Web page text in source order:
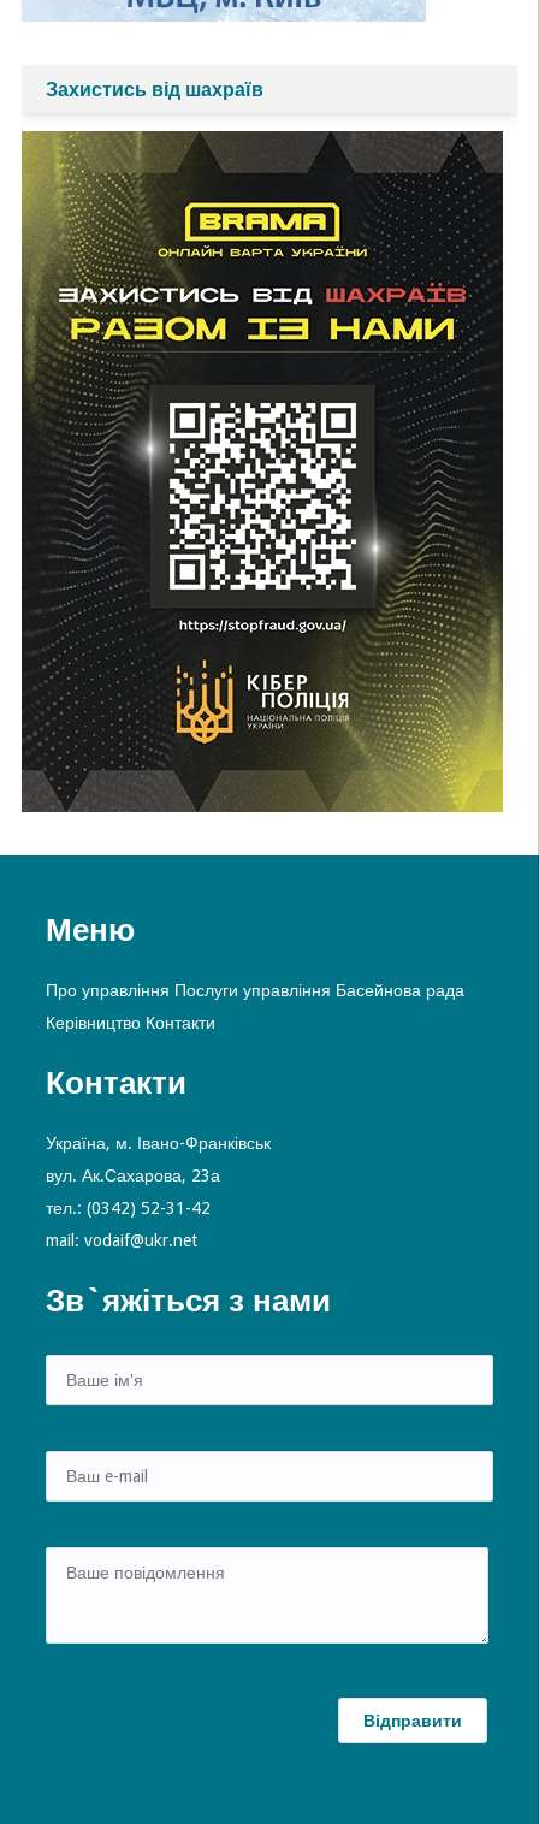
Захистись від шахраїв
Меню
Про управління Послуги управління Басейнова рада
Керівництво Контакти
Контакти
Україна, м. Івано-Франківськ
вул. Ак.Сахарова, 23а
тел.: (0342) 52-31-42
mail: vodaif@ukr.net
Зв`яжіться з нами